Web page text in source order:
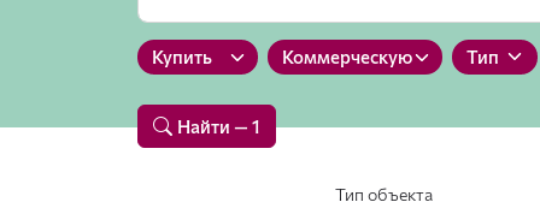
Купить Коммерческую Тип
Найти — 1
Тип объекта